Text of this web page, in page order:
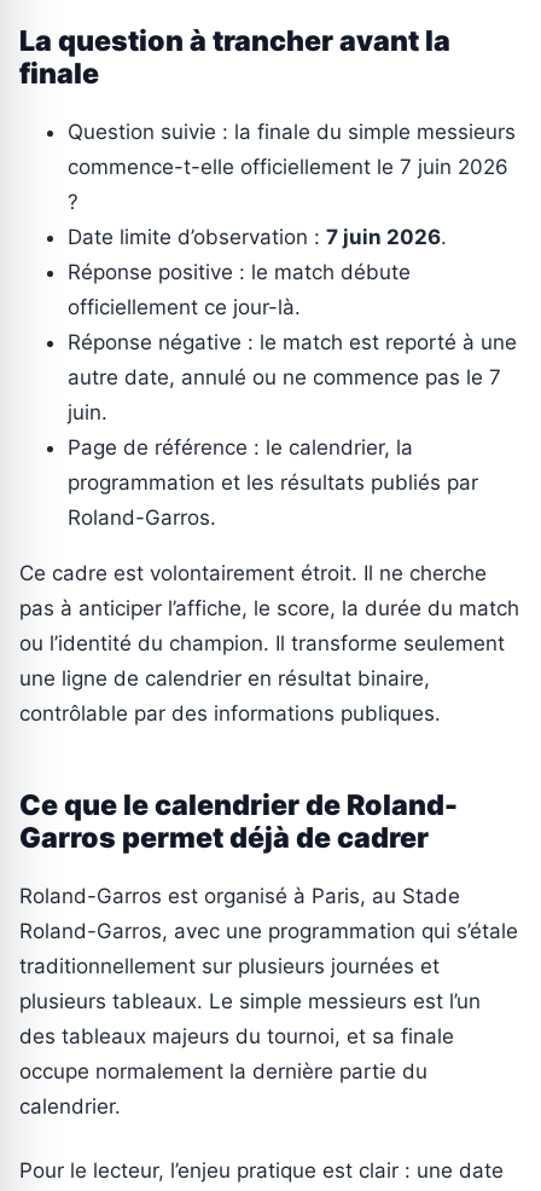
La question à trancher avant la
finale
Question suivie : la finale du simple messieurs
commence-t-elle officiellement le 7 juin 2026
?
Date limite d’observation : 7 juin 2026.
Réponse positive : le match débute
officiellement ce jour-là.
Réponse négative : le match est reporté à une
autre date, annulé ou ne commence pas le 7
juin.
Page de référence : le calendrier, la
programmation et les résultats publiés par
Roland-Garros.
Ce cadre est volontairement étroit. Il ne cherche
pas à anticiper l’affiche, le score, la durée du match
ou l’identité du champion. Il transforme seulement
une ligne de calendrier en résultat binaire,
contrôlable par des informations publiques.
Ce que le calendrier de Roland-
Garros permet déjà de cadrer
Roland-Garros est organisé à Paris, au Stade
Roland-Garros, avec une programmation qui s’étale
traditionnellement sur plusieurs journées et
plusieurs tableaux. Le simple messieurs est l’un
des tableaux majeurs du tournoi, et sa finale
occupe normalement la dernière partie du
calendrier.
Pour le lecteur, l’enjeu pratique est clair : une date